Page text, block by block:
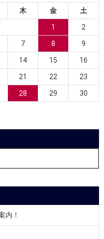
木 金 土
1 2
7 8 9
14 15 16
21 22 23
28 29
30
内！